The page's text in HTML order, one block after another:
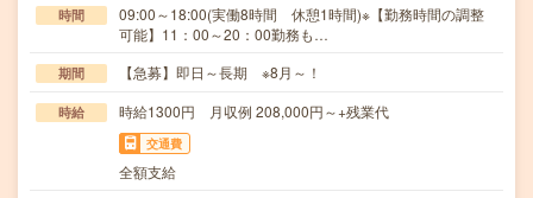
時間
09:00～18:00(実働8時間 休憩1時間)※【勤務時間の調整
可能】11：00～20：00勤務も…
期間 【急募】即日～長期 ※8月～！
時給 時給1300円 月収例 208,000円～+残業代
交通費
全額支給